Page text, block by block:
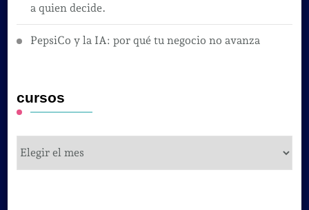
a quien decide.
PepsiCo y la IA: por qué tu negocio no avanza
cursos